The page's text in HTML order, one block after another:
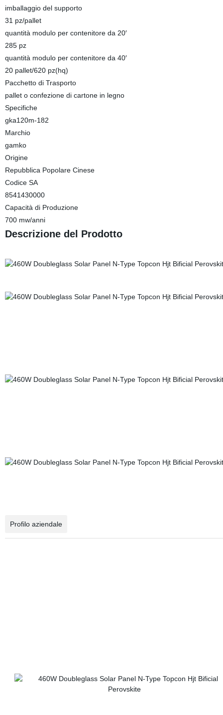
imballaggio del supporto
31 pz/pallet
quantità modulo per contenitore da 20′
285 pz
quantità modulo per contenitore da 40′
20 pallet/620 pz(hq)
Pacchetto di Trasporto
pallet o confezione di cartone in legno
Specifiche
gka120m-182
Marchio
gamko
Origine
Repubblica Popolare Cinese
Codice SA
8541430000
Capacità di Produzione
700 mw/anni
Descrizione del Prodotto
Profilo aziendale